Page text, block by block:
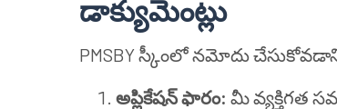
డాక్యుమెంట్లు
PMSBY స్కీంలో నమోదు
అప్లికేషన్ ఫారం: మీ వ్యక్తిగత